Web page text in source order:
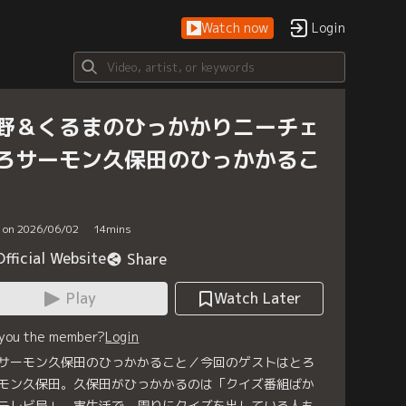
Watch now Login
＆くるまのひっかかりニーチェ
サーモン久保田のひっかかるこ
2026/06/02 14mins
Website
Share
Play
Watch Later
the member?Login
ーモン久保田のひっかかること／今回のゲストはとろ
ン久保田。久保田がひっかかるのは「クイズ番組ばか